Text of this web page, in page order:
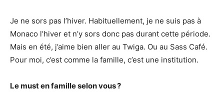
Je ne sors pas l’hiver. Habituellement, je ne suis pas à
Monaco l’hiver et n’y sors donc pas durant cette période.
Mais en été, j’aime bien aller au Twiga. Ou au Sass Café.
Pour moi, c’est comme la famille, c’est une institution.
Le must en famille selon vous ?